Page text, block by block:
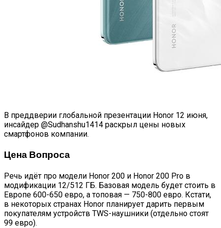
В преддверии глобальной презентации Honor 12 июня,
инсайдер @Sudhanshu1414 раскрыл цены новых
смартфонов компании.
Цена Вопроса
Речь идёт про модели Honor 200 и Honor 200 Pro в
модификации 12/512 ГБ. Базовая модель будет стоить в
Европе 600-650 евро, а топовая — 750-800 евро. Кстати,
в некоторых странах Honor планирует дарить первым
покупателям устройств TWS-наушники (отдельно стоят
99 евро).